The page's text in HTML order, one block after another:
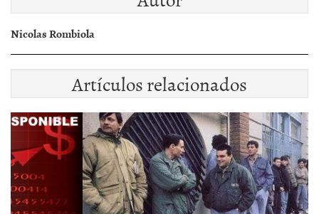
Nicolas Rombiola
Artículos relacionados